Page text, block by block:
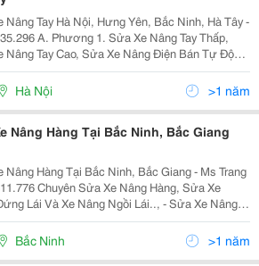
Nâng Tay Hà Nội, Hưng Yên, Bắc Ninh, Hà Tây -
Phương 1. Sửa Xe Nâng Tay Thấp,
Nâng Tay Cao, Sửa Xe Nâng Điện Bán Tự Động,
Xe Nâng Điện Tự Đông, Sửa Chữa Bàn
Lực, Sửa Chữa Xe Nâng Càng Kẹp: Giấy,
Hà Nội >1 năm
Nâng Hàng Tại Bắc Ninh, Bắc Giang
Nâng Hàng Tại Bắc Ninh, Bắc Giang - Ms Trang
Nâng Hàng, Sửa Xe
Lái Và Xe Nâng Ngồi Lái.., - Sửa Xe Nâng
Ga (Lpg).., - Chuyên Sửa Xe Nâng,
Xe Nâng, Bảo Trì Xe Nâng Các Loạ
Bắc Ninh >1 năm